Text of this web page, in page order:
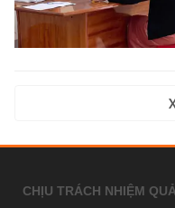
CHỊU TRÁCH NHIỆM